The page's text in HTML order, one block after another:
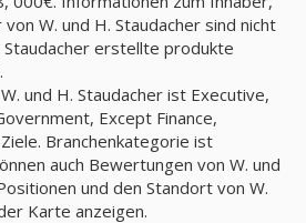
W. und H. Staudacher sind nicht
Staudacher erstellte produkte
und H. Staudacher ist Executive,
Except Finance,
Branchenkategorie ist
auch Bewertungen von W. und
und den Standort von W.
Karte anzeigen.